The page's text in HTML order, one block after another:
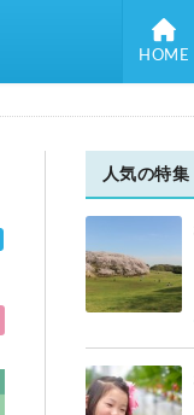
HOME
人気の特